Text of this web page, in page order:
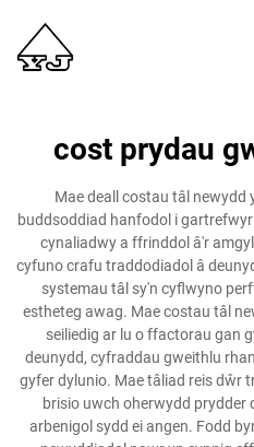
cost prydau
Mae deall costau tâl newydd
buddsoddiad hanfodol i
cynaliadwy a ffrinddol â'r
cyfuno crafu traddodiadol â
systemau tâl sy'n cyflwyno
estheteg awag. Mae costau tâl
seiliedig ar lu o ffactorau gan
deunydd, cyfraddau gweithlu
gyfer dylunio. Mae tâliad reis dŵr
brisio uwch oherwydd prydder
arbenigol sydd ei angen. Fodd